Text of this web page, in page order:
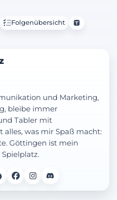
Folgenübersicht
und Marketing,
bleibe immer
Tabler mit
alles, was mir Spaß macht:
Göttingen ist mein